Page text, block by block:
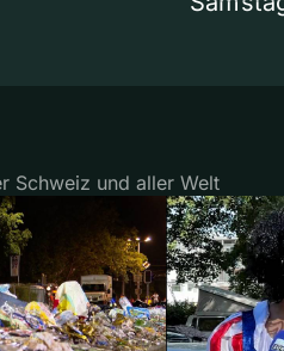
Schweiz und aller Welt